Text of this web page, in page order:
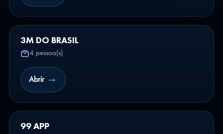
3M DO BRASIL
4 pessoa(s)
Abrir →
99 APP